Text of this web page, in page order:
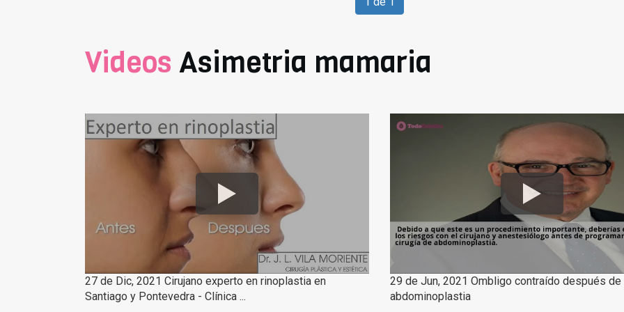
Videos Asimetria mamaria
27 de Dic, 2021 Cirujano experto en rinoplastia en
Santiago y Pontevedra - Clínica ...
29 de Jun, 2021 Ombligo contraído después de
abdominoplastia